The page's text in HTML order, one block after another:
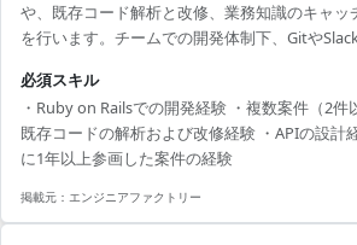
や、既存コード解析と改修、業務知識のキャッ
を行います。チームでの開発体制下、Gitや
Ruby ・フレームワーク：Ruby on Rails ・バー
ウド：AWS ・ツール：Slack、Jira、Notion
必須スキル
・Ruby on Railsでの開発経験 ・複数案件（2件
既存コードの解析および改修経験 ・APIの設計
に1年以上参画した案件の経験
掲載元： エンジニアファクトリー